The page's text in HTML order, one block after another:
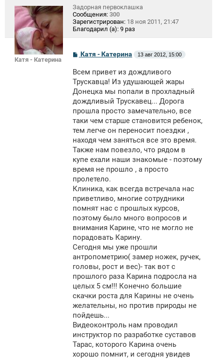
Катя - Катерина
Задорная первоклашка
Сообщения: 300
Зарегистрирован: 18 ноя 2011, 21:47
Благодарил (а): 9 раз
С
б
щ
е
н
и
Катя - Катерина 13 авг 2012, 15:00
Всем привет из дождливого
Трускавца! Из удушающей жары
Донецка мы попали в прохладный
дождливый Трускавец... Дорога
прошла просто замечательно, все
таки чем старше становится ребенок,
тем легче он переносит поездки ,
находя чем заняться все это время.
Также нам повезло, что рядом в
купе ехали наши знакомые - поэтому
время не прошло , а просто
пролетело.
Клиника, как всегда встречала нас
приветливо, многие сотрудники
помнят нас с прошлых курсов,
поэтому было много вопросов и
внимания Карине, что не могло не
порадовать Карину.
Сегодня мы уже прошли
антропометрию( замер ножек, ручек,
головы, рост и вес)- так вот с
прошлого раза Карина подросла на
целых 5 см!!! Конечно большие
скачки роста для Карины не очень
желательны, но против природы не
пойдешь...
Видеоконтроль нам проводил
инструктор по разработке суставов
Тарас, которого Карина очень
хорошо помнит, и сегодня увидев